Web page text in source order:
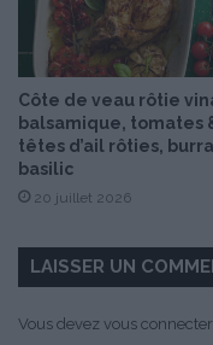
e
Côte de veau rôtie
balsamique, tomates
têtes d’ail rôties,
basilic
20 juillet 2026
LAISSER UN
Vous devez vous connecter